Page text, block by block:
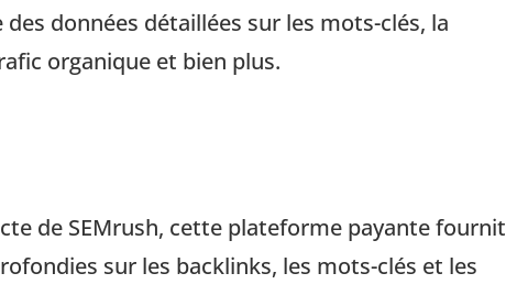
des données détaillées sur les mots-clés, la
organique et bien plus.
de SEMrush, cette plateforme payante fournit
sur les backlinks, les mots-clés et les